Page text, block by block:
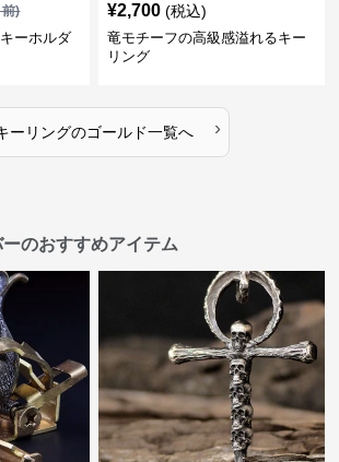
)
ーホルダ
¥2,700 (税込)
竜モチーフの高級感溢れるキー
リング
ーリングのゴールド一覧へ ›
のおすすめアイテム